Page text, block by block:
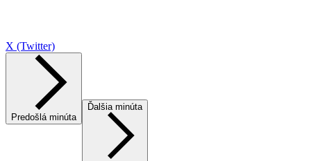
X (Twitter)
Predošlá minúta
Ďalšia minúta